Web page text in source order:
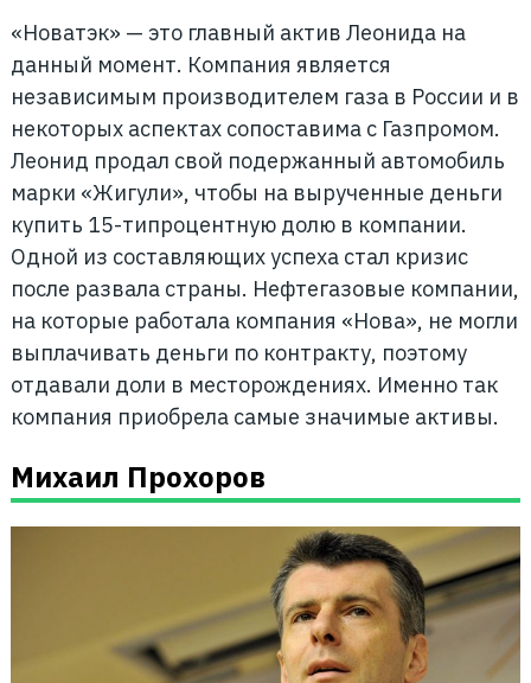
«Новатэк» — это главный актив Леонида на
данный момент. Компания является
независимым производителем газа в России и в
некоторых аспектах сопоставима с Газпромом.
Леонид продал свой подержанный автомобиль
марки «Жигули», чтобы на вырученные деньги
купить 15-типроцентную долю в компании.
Одной из составляющих успеха стал кризис
после развала страны. Нефтегазовые компании,
на которые работала компания «Нова», не могли
выплачивать деньги по контракту, поэтому
отдавали доли в месторождениях. Именно так
компания приобрела самые значимые активы.
Михаил Прохоров